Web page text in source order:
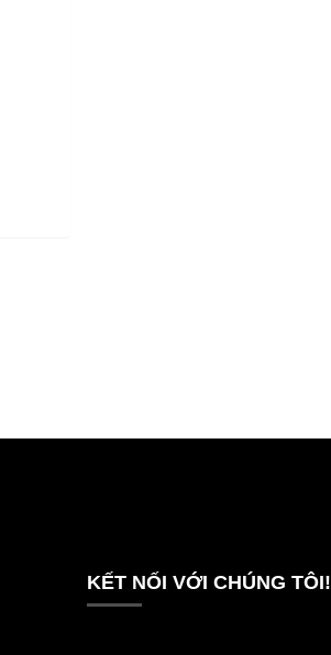
KẾT NỐI VỚI CHÚNG TÔI!